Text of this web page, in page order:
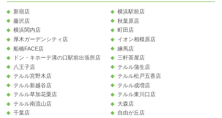
新宿店
横浜駅前店
藤沢店
秋葉原店
横浜関内店
町田店
厚木ガーデンシティ店
イオン相模原店
船橋FACE店
練馬店
ドン・キホーテ溝の口駅前出張所店
三軒茶屋店
八王子店
テルル蒲生店
テルル宮野木店
テルル松戸五香店
テルル新越谷店
テルル成増店
テルル草加花栗店
テルル東川口店
テルル南流山店
大森店
千葉店
自由が丘店